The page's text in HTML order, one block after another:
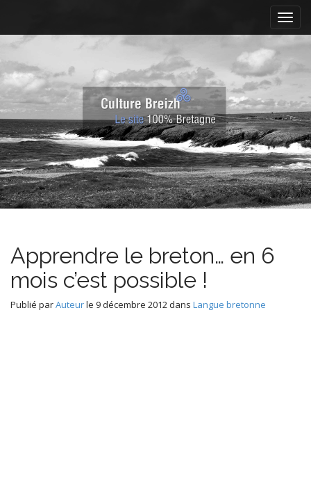
n
m
e
n
u
i
o
c
o
n
t
e
n
t
Apprendre le breton… en 6
mois c’est possible !
Publié parAuteurle 9 décembre 2012dans Langue bretonne